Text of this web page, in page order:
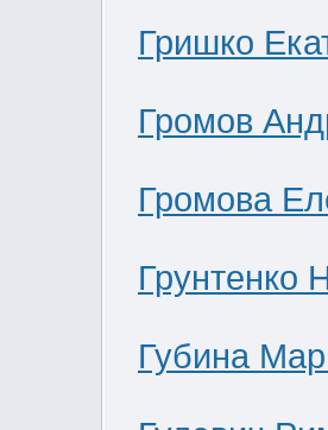
Гришко
Громов
Громова
Грунтенко
Губина